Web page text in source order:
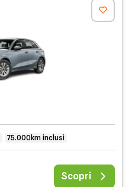
Inclusi
75.000km inclusi
Scopri